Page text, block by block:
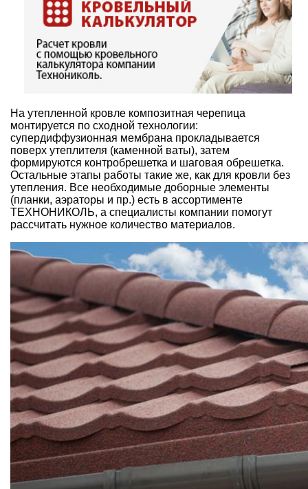
На утепленной кровле композитная черепица
монтируется по сходной технологии:
супердиффузионная мембрана прокладывается
поверх утеплителя (каменной ваты), затем
формируются контробрешетка и шаговая обрешетка.
Остальные этапы работы такие же, как для кровли без
утепления. Все необходимые доборные элементы
(планки, аэраторы и пр.) есть в ассортименте
ТЕХНОНИКОЛЬ, а специалисты компании помогут
рассчитать нужное количество материалов.